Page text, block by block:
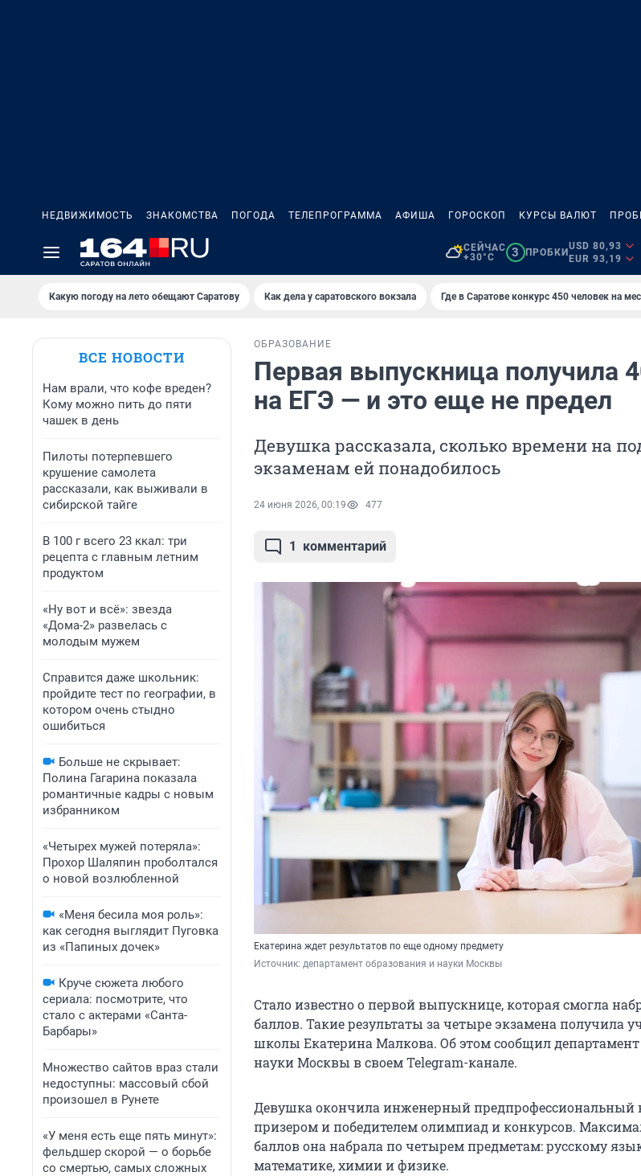
НЕДВИЖИМОСТЬ ЗНАКОМСТВА ПОГОДА ТЕЛЕПРОГРАММА АФИША ГОРОСКОП КУРСЫ ВАЛЮТ
СЕЙЧАС
+30°C
3 ПРОБКИ
USD 80,93
EUR 93,19
Какую погоду на лето обещают Саратову Как дела у саратовского вокзала Где в Саратове конкурс 450 человек на
ВСЕ НОВОСТИ
Нам врали, что кофе вреден?
Кому можно пить до пяти
чашек в день
Пилоты потерпевшего
крушение самолета
рассказали, как выживали в
сибирской тайге
В 100 г всего 23 ккал: три
рецепта с главным летним
продуктом
«Ну вот и всё»: звезда
«Дома-2» развелась с
молодым мужем
Справится даже школьник:
пройдите тест по географии, в
котором очень стыдно
ошибиться
Больше не скрывает:
Полина Гагарина показала
романтичные кадры с новым
избранником
«Четырех мужей потеряла»:
Прохор Шаляпин проболтался
о новой возлюбленной
«Меня бесила моя роль»:
как сегодня выглядит Пуговка
из «Папиных дочек»
Круче сюжета любого
сериала: посмотрите, что
стало с актерами «Санта-
Барбары»
Множество сайтов враз стали
недоступны: массовый сбой
произошел в Рунете
«У меня есть еще пять минут»:
фельдшер скорой — о борьбе
со смертью, самых сложных
ОБРАЗОВАНИЕ
Первая выпускница получила
на ЕГЭ — и это еще не предел
Девушка рассказала, сколько времени на
экзаменам ей понадобилось
24 июня 2026, 00:19 477
1 комментарий
Екатерина ждет результатов по еще одному предмету
Источник: департамент образования и науки Москвы
Стало известно о первой выпускнице, которая смогла
баллов. Такие результаты за четыре экзамена получила
школы Екатерина Малкова. Об этом сообщил
науки Москвы в своем Telegram-канале.
Девушка окончила инженерный предпрофессиональный
призером и победителем олимпиад и конкурсов.
баллов она набрала по четырем предметам: русскому
математике, химии и физике.